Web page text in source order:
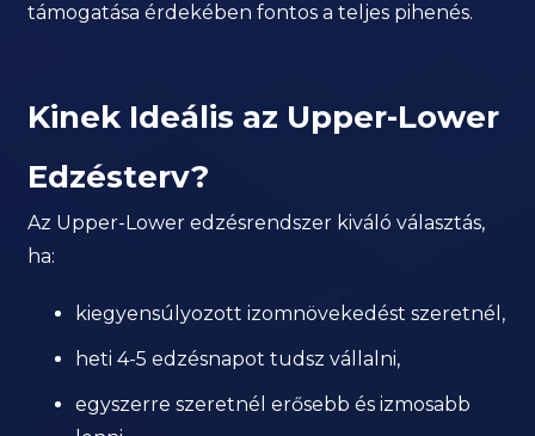
támogatása érdekében fontos a teljes pihenés.
Kinek Ideális az Upper-Lower
Edzésterv?
Az Upper-Lower edzésrendszer kiváló választás,
ha:
kiegyensúlyozott izomnövekedést szeretnél,
heti 4-5 edzésnapot tudsz vállalni,
egyszerre szeretnél erősebb és izmosabb